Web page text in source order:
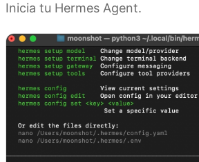
Inicia tu Hermes Agent.